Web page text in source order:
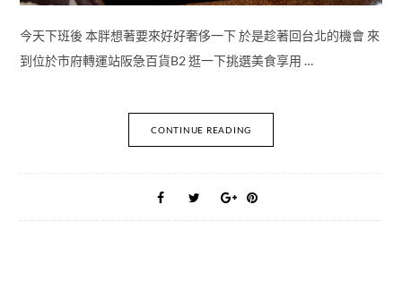
今天下班後 本胖想著要來好好奢侈一下 於是趁著回台北的機會 來
到位於市府轉運站阪急百貨B2 逛一下挑選美食享用 …
CONTINUE READING